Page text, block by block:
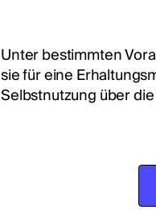
Unter bestimmten
sie für eine
Selbstnutzung über